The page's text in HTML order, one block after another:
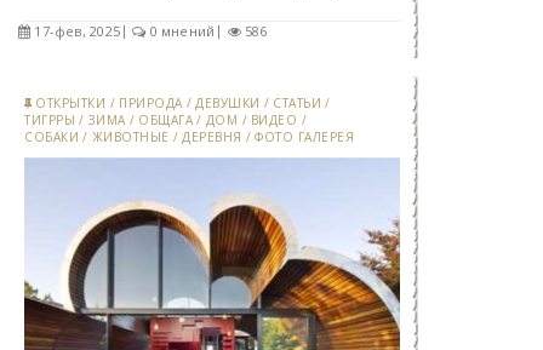
17-фев, 2025 0 мнений 586
ОТКРЫТКИ / ПРИРОДА /ДЕВУШКИ / СТАТЬИ /
ТИГРРЫ / ЗИМА / ОБЩАГА / ДОМ / ВИДЕО /
СОБАКИ / ЖИВОТНЫЕ /ДЕРЕВНЯ /ФОТО ГАЛЕРЕЯ